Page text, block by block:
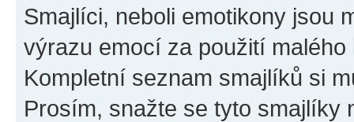
Smajlíci, neboli emotikony jsou
výrazu emocí za použití
Kompletní seznam smajlíků si
Prosím, snažte se tyto smajlíky